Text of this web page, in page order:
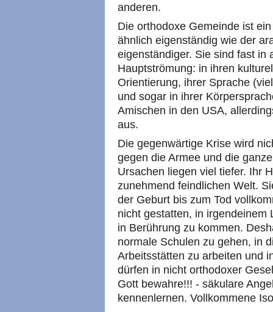
anderen.
Die orthodoxe Gemeinde ist
ähnlich eigenständig wie der
eigenständiger. Sie sind fast in
Hauptströmung: in ihren
Orientierung, ihrer Sprache
und sogar in ihrer
Amischen in den USA,
aus.
Die gegenwärtige Krise wird
gegen die Armee und die
Ursachen liegen viel tiefer. Ihr
zunehmend feindlichen Welt.
der Geburt bis zum Tod
nicht gestatten, in irgendeinem
in Berührung zu kommen.
normale Schulen zu gehen, in
Arbeitsstätten zu arbeiten und
dürfen in nicht orthodoxer
Gott bewahre!!! - säkulare
kennenlernen. Vollkommene